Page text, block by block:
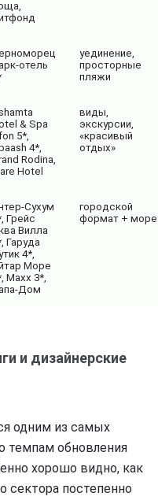
отель
уединение,
просторные
пляжи
& Spa
5*,
4*,
Rodina,
Hotel
виды,
экскурсии,
«красивый
отдых»
Сухум
Грейс
Вилла
Гаруда
4*,
Море
Maxx 3*,
Дом
городской
формат + море
и дизайнерские
одним из самых
темпам обновления
хорошо видно, как
сектора постепенно